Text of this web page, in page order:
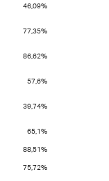
46,09%
77,35%
86,62%
57,6%
39,74%
65,1%
88,51%
75,72%